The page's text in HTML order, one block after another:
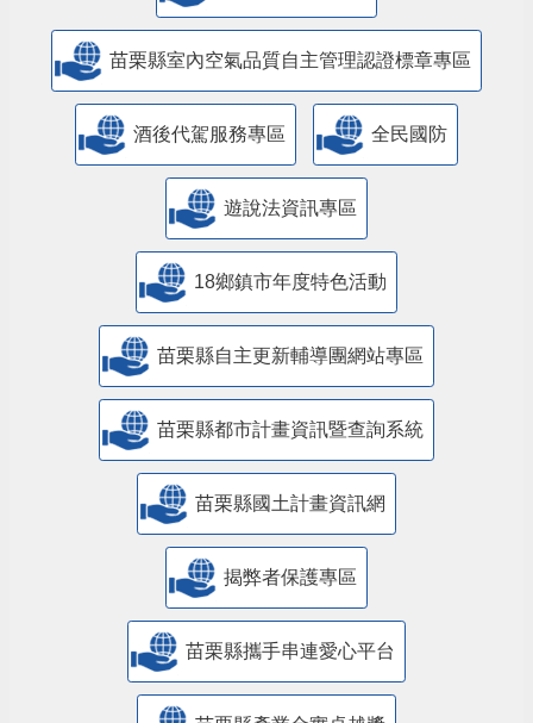
苗栗縣室內空氣品質自主管理認證標章專區
酒後代駕服務專區 全民國防
遊說法資訊專區
18鄉鎮市年度特色活動
苗栗縣自主更新輔導團網站專區
苗栗縣都市計畫資訊暨查詢系統
苗栗縣國土計畫資訊網
揭弊者保護專區
苗栗縣攜手串連愛心平台